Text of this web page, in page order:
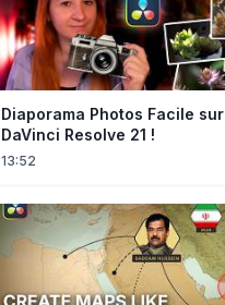
Diaporama Photos Facile sur
DaVinci Resolve 21 !
13:52